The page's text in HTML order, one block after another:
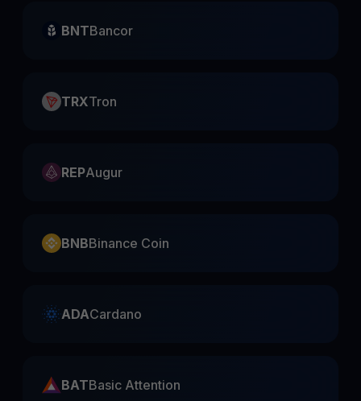
BNTBancor
TRXTron
REPAugur
BNBBinance Coin
ADACardano
BATBasic Attention